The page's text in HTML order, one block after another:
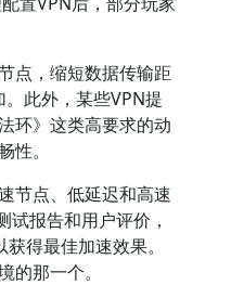
点，缩短数据传输距
此外，某些VPN提
环》这类高要求的动
。
节点、低延迟和高速
报告和用户评价，
得最佳加速效果。
那一个。